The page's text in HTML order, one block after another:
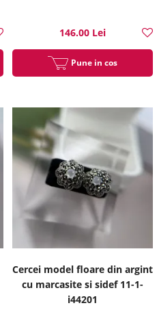
146.00 Lei
Pune in cos
Cercei model floare din argint
cu marcasite si sidef 11-1-
i44201